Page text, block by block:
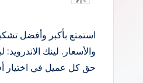
النشر
حق كل عميل في اختيار